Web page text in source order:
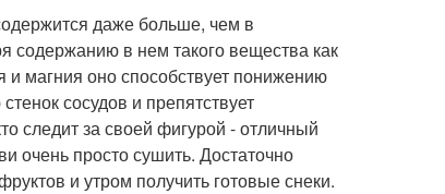
даже больше, чем в
содержанию в нем такого вещества как
и магния оно способствует понижению
сосудов и препятствует
следит за своей фигурой - отличный
очень просто сушить. Достаточно
и утром получить готовые снеки.